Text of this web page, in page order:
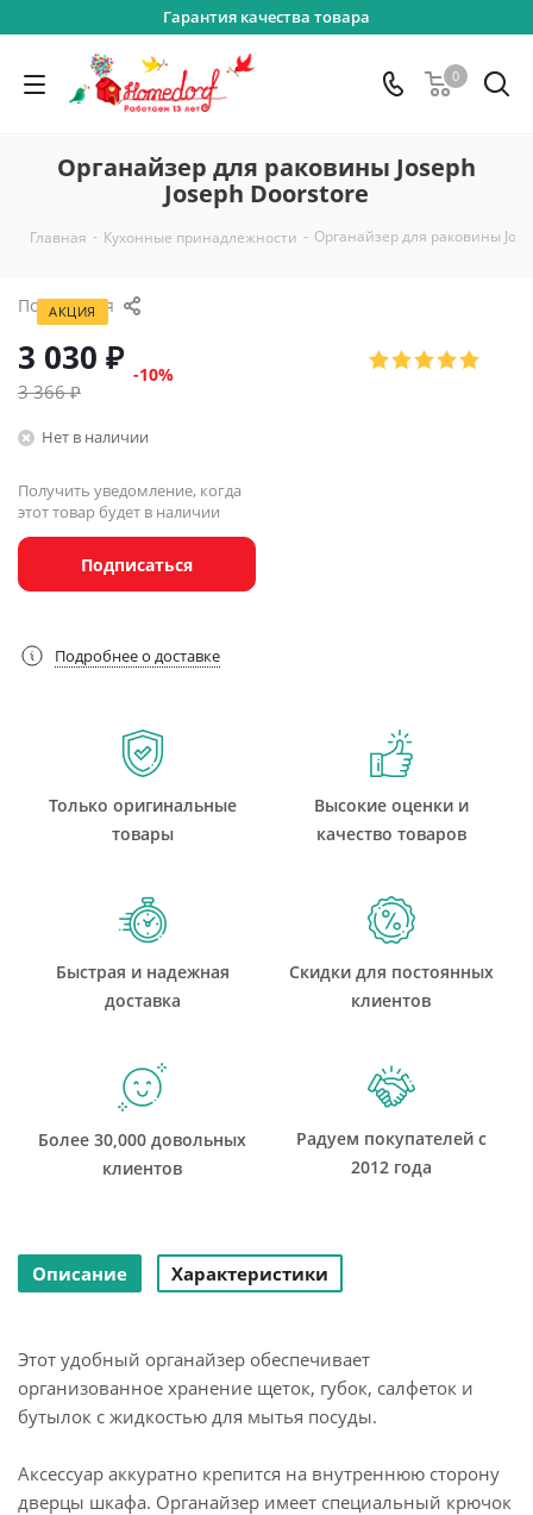
Гарантия качества товара
0
Органайзер для раковины Joseph
Joseph Doorstore
Главная - Кухонные принадлежности - Органайзер для раковины
АКЦИЯ
Поделиться
3 030 ₽
3 366₽
-10%
Нет в наличии
Получить уведомление, когда
этот товар будет в наличии
Подписаться
Подробнее о доставке
Только оригинальные
товары
Высокие оценки и
качество товаров
Быстрая и надежная
доставка
Скидки для постоянных
клиентов
Более 30,000 довольных
клиентов
Радуем покупателей с
2012 года
Описание Характеристики
Этот удобный органайзер обеспечивает
организованное хранение щеток, губок, салфеток и
бутылок с жидкостью для мытья посуды.
Аксессуар аккуратно крепится на внутреннюю сторону
дверцы шкафа. Органайзер имеет специальный крючок